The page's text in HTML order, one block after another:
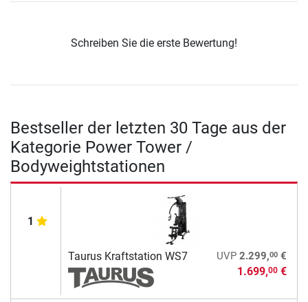
Schreiben Sie die erste Bewertung!
Bestseller der letzten 30 Tage aus der
Kategorie Power Tower /
Bodyweightstationen
1
Taurus Kraftstation WS7 UVP 2.299,00€
1.699,00€